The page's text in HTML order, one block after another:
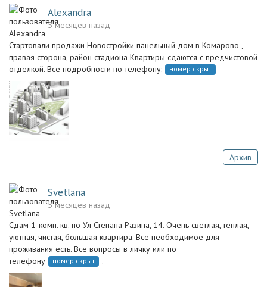
Alexandra
5 месяцев назад
Стартовали продажи Новостройки панельный дом в Комарово ,
правая сторона, район стадиона Квартиры сдаются с предчистовой
отделкой. Все подробности по телефону:
номер скрыт
Архив
Svetlana
5 месяцев назад
Сдам 1-комн. кв. по Ул Степана Разина, 14. Очень светлая, теплая,
уютная, чистая, большая квартира. Все необходимое для
проживания есть. Все вопросы в личку или по
телефону
номер скрыт .